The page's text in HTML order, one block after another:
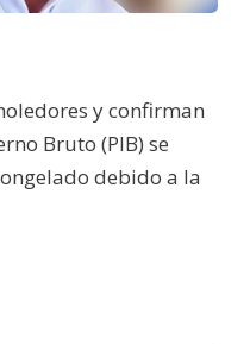
y confirman
Bruto (PIB) se
debido a la